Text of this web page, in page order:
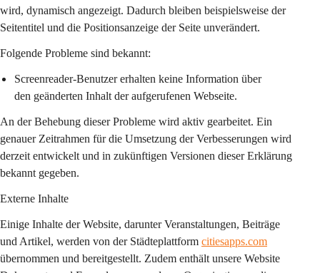
wird, dynamisch angezeigt. Dadurch bleiben beispielsweise der
Seitentitel und die Positionsanzeige der Seite unverändert.
Folgende Probleme sind bekannt:
Screenreader-Benutzer erhalten keine Information über
den geänderten Inhalt der aufgerufenen Webseite.
An der Behebung dieser Probleme wird aktiv gearbeitet. Ein
genauer Zeitrahmen für die Umsetzung der Verbesserungen wird
derzeit entwickelt und in zukünftigen Versionen dieser Erklärung
bekannt gegeben.
Externe Inhalte
Einige Inhalte der Website, darunter Veranstaltungen, Beiträge
und Artikel, werden von der Städteplattform citiesapps.com
übernommen und bereitgestellt. Zudem enthält unsere Website